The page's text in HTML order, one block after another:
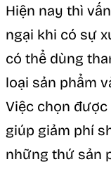
Hiện nay thì
ngại khi có sự
có thể dùng
loại sản phẩm
Việc chọn
giúp giảm phí
những thứ sản